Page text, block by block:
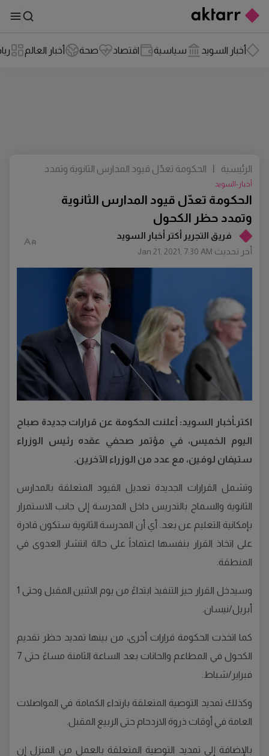
أخبار السويد سياسية اقتصاد صحة أخبار العالم
فريق التجرير أكتر أخبار السويد
أخر تحديث Jan 21, 2021, 7:30 AM
الحكومة تعدّل قيود المدارس الثانوية
وتمدد حظر الكحول
أخبار-السويد
الرئيسية |
الحكومة تعدّل قيود المدارس الثانوية وتمدد
اكترـأخبار السويد: أعلنت الحكومة عن قرارات جديدة صباح
اليوم الخميس، في مؤتمر صحفي عقده رئيس الوزراء
ستيفان لوفين، مع عدد من الوزراء الآخرين.
وتشمل القرارات الجديدة تعديل القيود المتعلقة بالمدارس
الثانوية والسماح بالتدريس داخل المدرسة إلى جانب الاستمرار
بإمكانية التعليم عن بعد. أي أن المدرسة الثانوية ستكون قادرة
على اتخاذ القرار بنفسها اعتماداً على حالة انتشار العدوى في
المنطقة.
وسيدخل القرار حيز التنفيذ ابتداءً من يوم الاثنين المقبل وحتى 1
أبريل/نيسان.
كما اتخذت الحكومة قرارات أخرى، من بينها تمديد حظر تقديم
الكحول في المطاعم والحانات بعد الساعة الثامنة مساءً حتى 7
فبراير/شباط.
وكذلك تمديد التوصية المتعلقة بارتداء الكمامة في المواصلات
العامة في أوقات ذروة الازدحام حتى الربيع المقبل.
بالإضافة إلى تمديد التوصية المتعلقة بالعمل من المنزل إن